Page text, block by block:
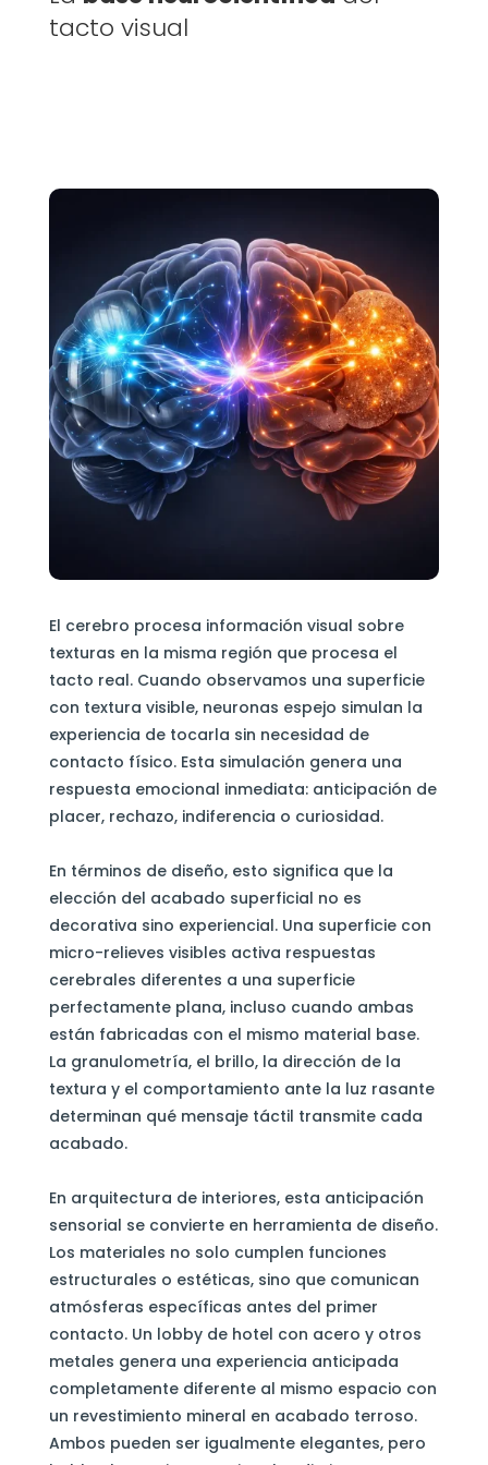
tacto visual
El cerebro procesa información visual sobre
texturas en la misma región que procesa el
tacto real. Cuando observamos una superficie
con textura visible, neuronas espejo simulan la
experiencia de tocarla sin necesidad de
contacto físico. Esta simulación genera una
respuesta emocional inmediata: anticipación de
placer, rechazo, indiferencia o curiosidad.
En términos de diseño, esto significa que la
elección del acabado superficial no es
decorativa sino experiencial. Una superficie con
micro-relieves visibles activa respuestas
cerebrales diferentes a una superficie
perfectamente plana, incluso cuando ambas
están fabricadas con el mismo material base.
La granulometría, el brillo, la dirección de la
textura y el comportamiento ante la luz rasante
determinan qué mensaje táctil transmite cada
acabado.
En arquitectura de interiores, esta anticipación
sensorial se convierte en herramienta de diseño.
Los materiales no solo cumplen funciones
estructurales o estéticas, sino que comunican
atmósferas específicas antes del primer
contacto. Un lobby de hotel con acero y otros
metales genera una experiencia anticipada
completamente diferente al mismo espacio con
un revestimiento mineral en acabado terroso.
Ambos pueden ser igualmente elegantes, pero